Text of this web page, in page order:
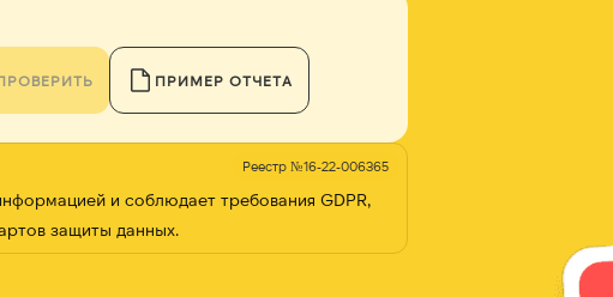
ПРИМЕР ОТЧЕТА
Реестр №16-22-006365
и соблюдает требования GDPR,
защиты данных.